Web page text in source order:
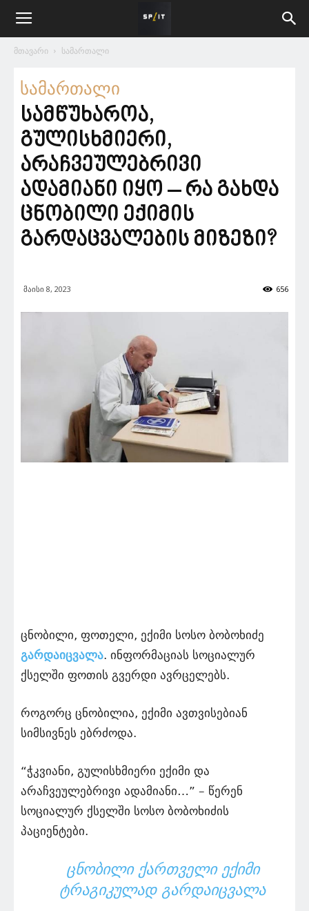
მთავარი სამართალი
სამართალი
სამწუხაროა,
გულისხმიერი,
არაჩვეულებრივი
ადამიანი იყო – რა გახდა
ცნობილი ექიმის
გარდაცვალების მიზეზი?
მაისი 8, 2023 656
ცნობილი, ფოთელი, ექიმი სოსო ბობოხიძე
გარდაიცვალა. ინფორმაციას სოციალურ
ქსელში ფოთის გვერდი ავრცელებს.
როგორც ცნობილია, ექიმი ავთვისებიან
სიმსივნეს ებრძოდა.
“ჭკვიანი, გულისხმიერი ექიმი და
არაჩვეულებრივი ადამიანი…” – წერენ
სოციალურ ქსელში სოსო ბობოხიძის
პაციენტები.
ᲪᲜᲝᲑᲘᲚᲘ ᲥᲐᲠᲗᲕᲔᲚᲘ ᲔᲥᲘᲛᲘ
ᲢᲠᲐᲒᲘᲙᲣᲚᲐᲓ ᲒᲐᲠᲓᲐᲘᲪᲕᲐᲚᲐ